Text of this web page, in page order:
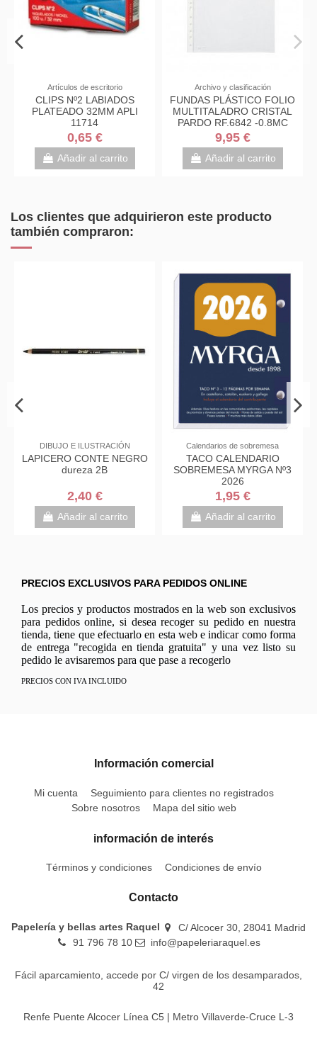
Artículos de escritorio
CLIPS Nº2 LABIADOS
PLATEADO 32MM APLI
11714
0,65 €
Añadir al carrito
Archivo y clasificación
FUNDAS PLÁSTICO FOLIO
MULTITALADRO CRISTAL
PARDO RF.6842 -0.8MC
C/100
9,95 €
Añadir al carrito
Los clientes que adquirieron este producto
también compraron:
DIBUJO E ILUSTRACIÓN
LAPICERO CONTE NEGRO
dureza 2B
2,40 €
Añadir al carrito
Calendarios de sobremesa
TACO CALENDARIO
SOBREMESA MYRGA Nº3
2026
1,95 €
Añadir al carrito
PRECIOS EXCLUSIVOS PARA PEDIDOS ONLINE
Los precios y productos mostrados en la web son exclusivos
para pedidos online, si desea recoger su pedido en nuestra
tienda, tiene que efectuarlo en esta web e indicar como forma
de entrega "recogida en tienda gratuita" y una vez listo su
pedido le avisaremos para que pase a recogerlo
PRECIOS CON IVA INCLUIDO
Información comercial
Mi cuenta
Seguimiento para clientes no registrados
Sobre nosotros
Mapa del sitio web
información de interés
Términos y condiciones Condiciones de envío
Contacto
Papelería y bellas artes Raquel
C/ Alcocer 30, 28041 Madrid
91 796 78 10
info@papeleriaraquel.es
Fácil aparcamiento, accede por C/ virgen de los desamparados,
42
Renfe Puente Alcocer Línea C5 | Metro Villaverde-Cruce L-3